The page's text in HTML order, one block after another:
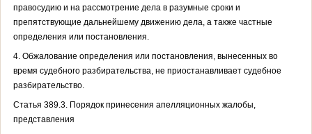
правосудию и на рассмотрение дела в разумные сроки и
препятствующие дальнейшему движению дела, а также частные
определения или постановления.
4. Обжалование определения или постановления, вынесенных во
время судебного разбирательства, не приостанавливает судебное
разбирательство.
Статья 389.3. Порядок принесения апелляционных жалобы,
представления